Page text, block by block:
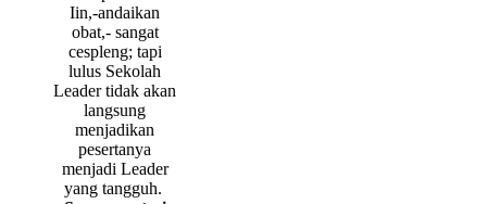
Iin,-andaikan
obat,- sangat
cespleng; tapi
lulus Sekolah
Leader tidak akan
langsung
menjadikan
pesertanya
menjadi Leader
yang tangguh.